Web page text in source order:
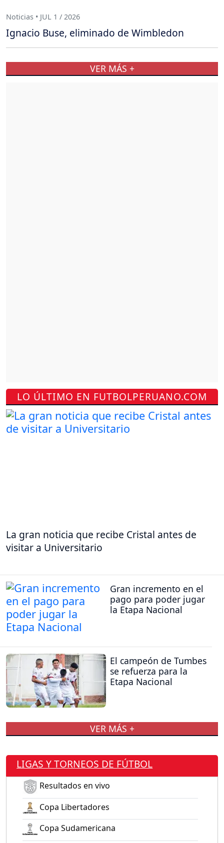
LO ÚLTIMO EN FUTBOLPERUANO.COM
La gran noticia que recibe Cristal antes de
visitar a Universitario
Gran incremento en el
pago para poder jugar
la Etapa Nacional
El campeón de Tumbes
se refuerza para la
Etapa Nacional
VER MÁS +
LIGAS Y TORNEOS DE FÚTBOL
Resultados en vivo
Copa Libertadores
Copa Sudamericana
Noticias • JUL 1 / 2026
Ignacio Buse, eliminado de Wimbledon
VER MÁS +